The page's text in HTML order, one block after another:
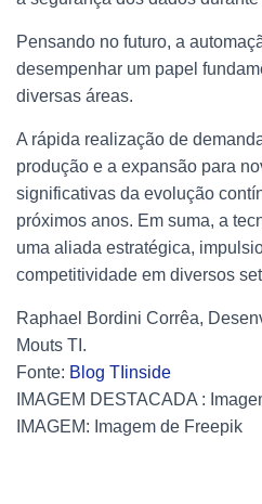
Pensando no futuro, a
desempenhar um papel
diversas áreas.
A rápida realização de
produção e a expansão para
significativas da evolução
próximos anos. Em suma, a
uma aliada estratégica,
competitividade em diversos
Raphael Bordini Corrêa,
Mouts TI.
Fonte: Blog TIinside
IMAGEM DESTACADA :
IMAGEM: Imagem de Freepik